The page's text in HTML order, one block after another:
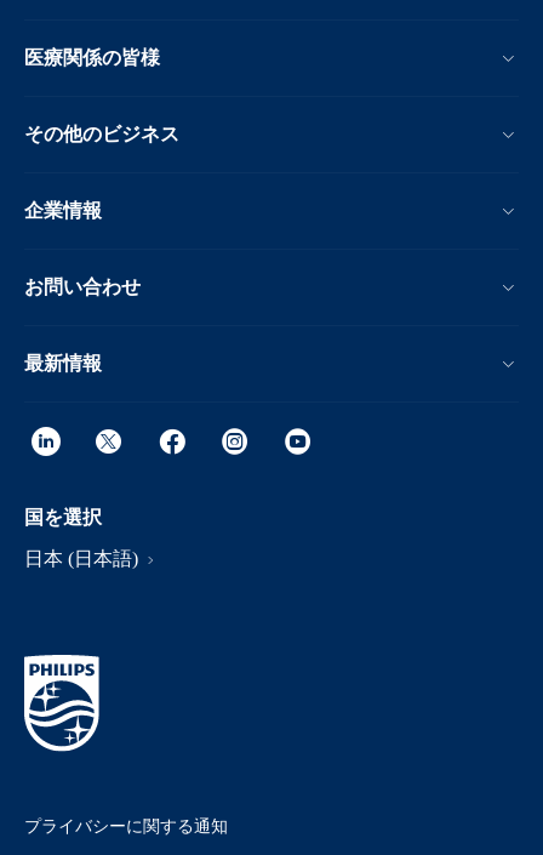
医療関係の皆様
その他のビジネス
企業情報
お問い合わせ
最新情報
国を選択
日本 (日本語)
プライバシーに関する通知